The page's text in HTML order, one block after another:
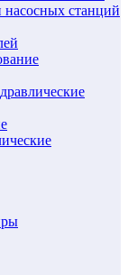
насосных станций